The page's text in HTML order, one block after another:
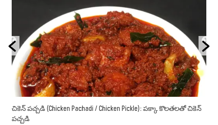
చికెన్ పచ్చడి (Chicken Pachadi / Chicken Pickle): పక్కా కొలతలతో చికెన్
పచ్చడి